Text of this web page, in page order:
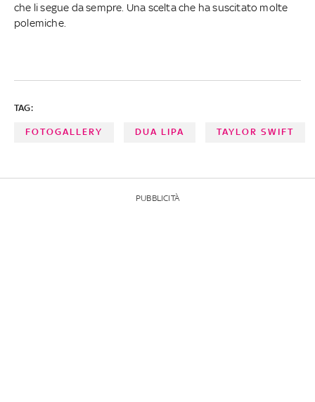
che li segue da sempre. Una scelta che ha suscitato molte
polemiche.
TAG:
FOTOGALLERY DUA LIPA TAYLOR SWIFT
PUBBLICITÀ